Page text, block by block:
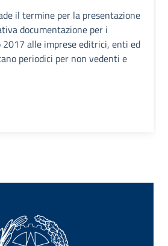
il termine per la presentazione
documentazione per i
alle imprese editrici, enti ed
periodici per non vedenti e